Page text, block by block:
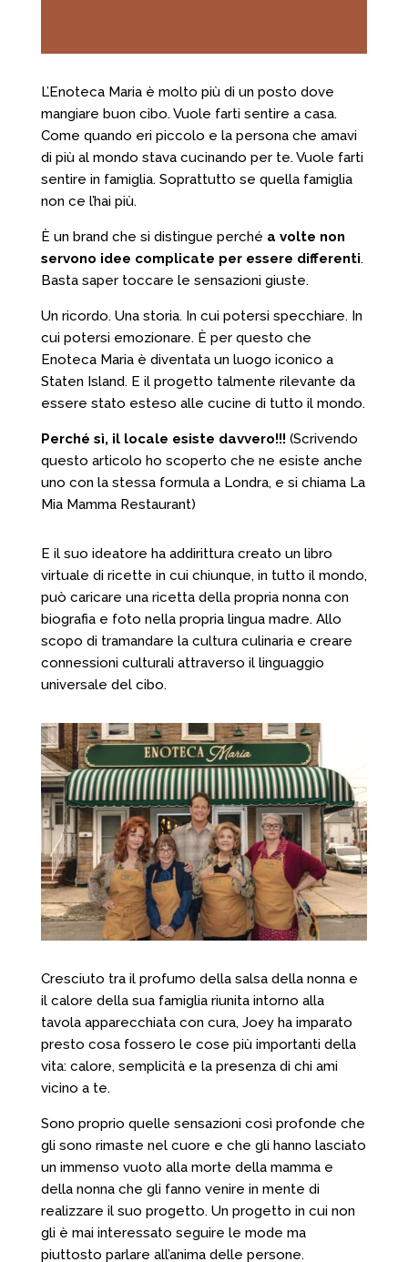
L’Enoteca Maria è molto più di un posto dove
mangiare buon cibo. Vuole farti sentire a casa.
Come quando eri piccolo e la persona che amavi
di più al mondo stava cucinando per te. Vuole farti
sentire in famiglia. Soprattutto se quella famiglia
non ce l’hai più.
È un brand che si distingue perché a volte non
servono idee complicate per essere differenti.
Basta saper toccare le sensazioni giuste.
Un ricordo. Una storia. In cui potersi specchiare. In
cui potersi emozionare. È per questo che
Enoteca Maria è diventata un luogo iconico a
Staten Island. E il progetto talmente rilevante da
essere stato esteso alle cucine di tutto il mondo.
Perché sì, il locale esiste davvero!!! (Scrivendo
questo articolo ho scoperto che ne esiste anche
uno con la stessa formula a Londra, e si chiama La
Mia Mamma Restaurant)
E il suo ideatore ha addirittura creato un libro
virtuale di ricette in cui chiunque, in tutto il mondo,
può caricare una ricetta della propria nonna con
biografia e foto nella propria lingua madre. Allo
scopo di tramandare la cultura culinaria e creare
connessioni culturali attraverso il linguaggio
universale del cibo.
Cresciuto tra il profumo della salsa della nonna e
il calore della sua famiglia riunita intorno alla
tavola apparecchiata con cura, Joey ha imparato
presto cosa fossero le cose più importanti della
vita: calore, semplicità e la presenza di chi ami
vicino a te.
Sono proprio quelle sensazioni così profonde che
gli sono rimaste nel cuore e che gli hanno lasciato
un immenso vuoto alla morte della mamma e
della nonna che gli fanno venire in mente di
realizzare il suo progetto. Un progetto in cui non
gli è mai interessato seguire le mode ma
piuttosto parlare all’anima delle persone.